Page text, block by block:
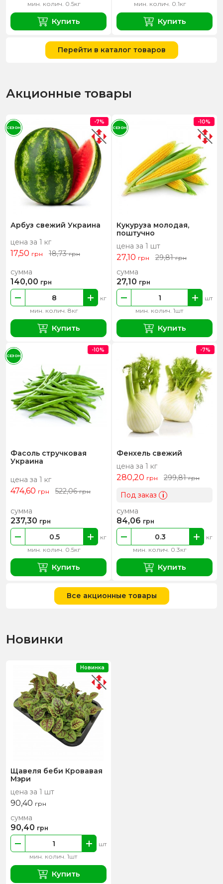
мин. колич. 0.5кг
Купить
мин. колич. 0.1кг
Купить
Перейти в каталог товаров
Акционные товары
Арбуз свежий Украина
цена за 1 кг
17,50 грн 18,73грн
мин. колич. 8кг
кг
сумма
140,00 грн
Купить
-7%
СЕЗОН
Кукуруза молодая,
поштучно
цена за 1 шт
27,10 грн 29,81грн
мин. колич. 1шт
шт
сумма
27,10 грн
Купить
-10%
СЕЗОН
Фасоль стручковая
Украина
цена за 1 кг
474,60 грн 522,06грн
мин. колич. 0.5кг
кг
сумма
237,30 грн
Купить
-10%
СЕЗОН
Фенхель свежий
цена за 1 кг
280,20 грн 299,81грн
Под заказ i
мин. колич. 0.3кг
кг
сумма
84,06 грн
Купить
-7%
Все акционные товары
Новинки
Щавеля беби Кровавая
Мэри
цена за 1 шт
90,40 грн
мин. колич. 1шт
шт
сумма
90,40 грн
Купить
Новинка